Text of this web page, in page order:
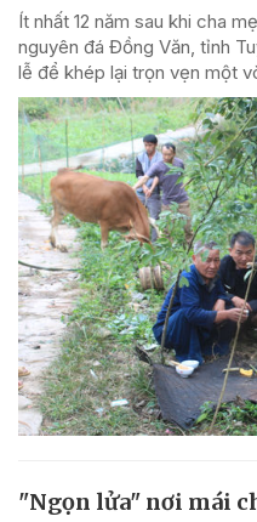
Ít nhất 12 năm sau khi cha
nguyên đá Đồng Văn, tỉnh
lễ để khép lại trọn vẹn một
"Ngọn lửa" nơi mái